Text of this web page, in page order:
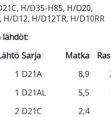
H/D35-H85, H/D20,
D12, H/D12TR, H/D10RR
lähdöt:
Sarja Matka
1 D21A 8,9
1 D21AL 5,5
2 D21C
2,4